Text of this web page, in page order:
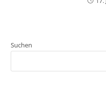
Suchen